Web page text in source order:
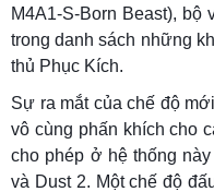
M4A1-S-Born Beast), bộ
trong danh sách những
thủ Phục Kích.
Sự ra mắt của chế độ
vô cùng phấn khích cho
cho phép ở hệ thống
và Dust 2. Một chế độ